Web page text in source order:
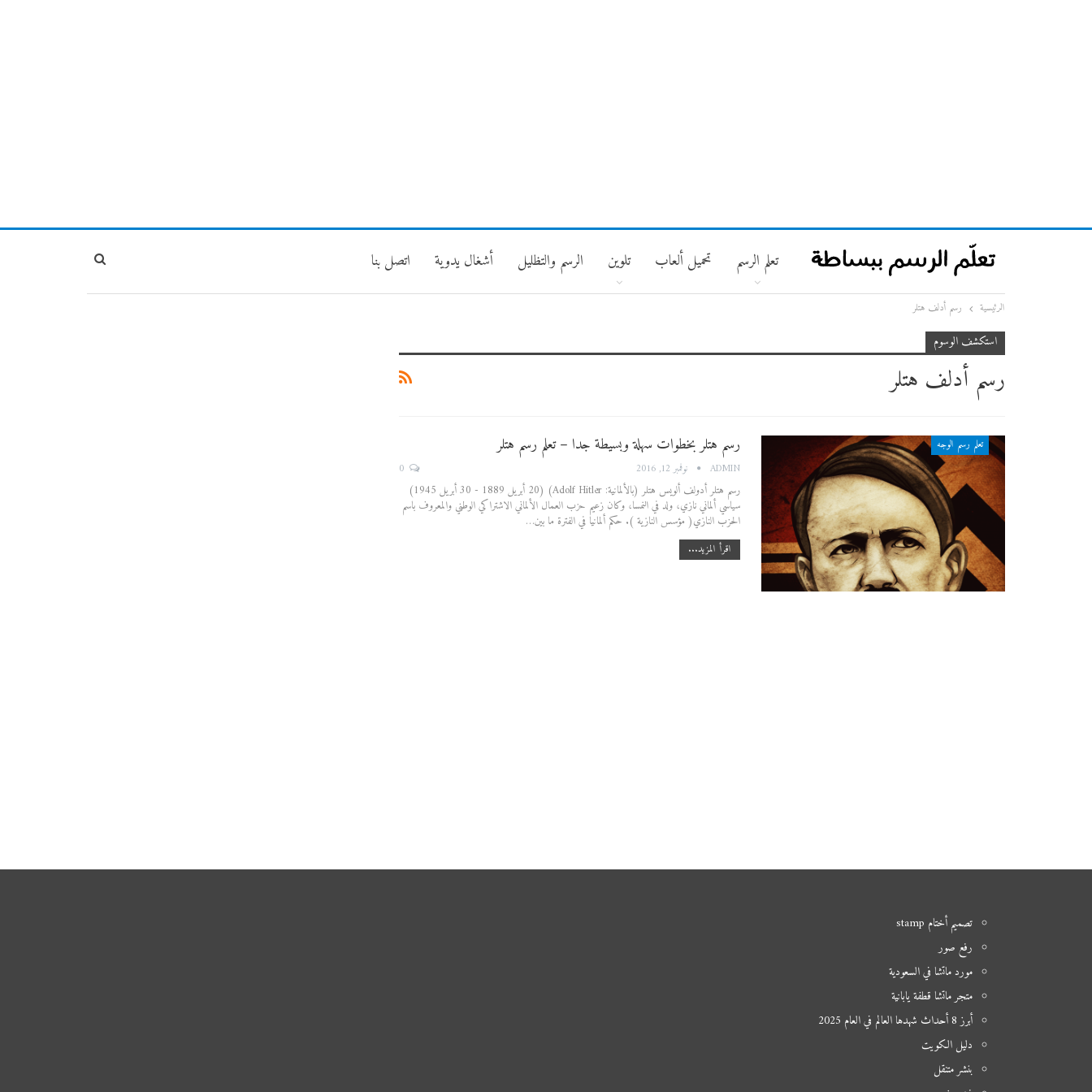
تعلم الرسم تحميل ألعاب تلوين الرسم والتظليل أشغال يدوية اتصل بنا
الرئيسية رسم أدلف هتلر
استكشف الوسوم
رسم أدلف هتلر
تعلم رسم الوجه رسم هتلر بخطوات سهلة وبسيطة جدا – تعلم رسم هتلر
ADMIN نوفمبر 12, 2016
رسم هتلر أدولف ألويس هتلر (بالألمانية: Adolf Hitler)‏ (20 أبريل 1889 - 30 أبريل 1945)
سياسي ألماني نازي، ولد في النمسا، وكان زعيم حزب العمال الألماني الاشتراكي الوطني والمعروف باسم
الحزب النازي( مؤسس النازية ). حكم ألمانيا في الفترة ما بين…
اقرأ المزيد...
تصميم أختام stamp
رفع صور
مورد ماتشا في السعودية
متجر ماتشا قطفة يابانية
أبرز 8 أحداث شهدها العالم في العام 2025
دليل الكويت
بنشر متنقل